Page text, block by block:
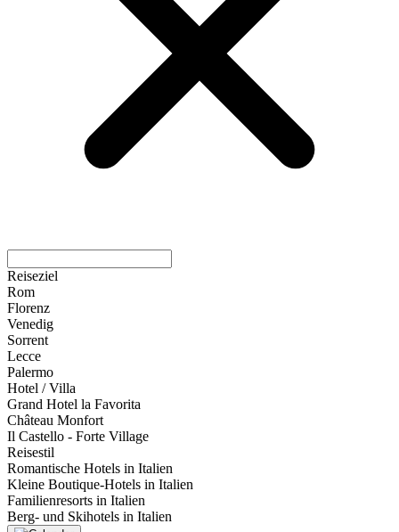
Reiseziel
Rom
Florenz
Venedig
Sorrent
Lecce
Palermo
Hotel / Villa
Grand Hotel la Favorita
Château Monfort
Il Castello - Forte Village
Reisestil
Romantische Hotels in Italien
Kleine Boutique-Hotels in Italien
Familienresorts in Italien
Berg- und Skihotels in Italien